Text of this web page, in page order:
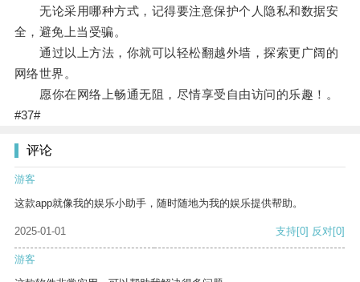
无论采用哪种方式，记得要注意保护个人隐私和数据安
全，避免上当受骗。
通过以上方法，你就可以轻松翻越外墙，探索更广阔的
网络世界。
愿你在网络上畅通无阻，尽情享受自由访问的乐趣！。
#37#
评论
游客
这款app就像我的娱乐小助手，随时随地为我的娱乐提供帮助。
2025-01-01 支持[0] 反对[0]
游客